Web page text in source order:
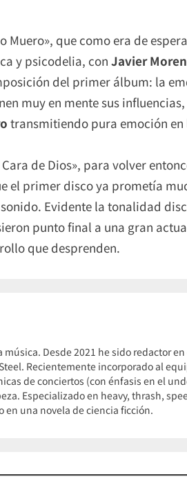
Muero», que como era de
y psicodelia, con Javier
del primer álbum: la
muy en mente sus
transmitiendo pura emoción en
de Dios», para volver
el primer disco ya prometía
Evidente la tonalidad
punto final a una gran
que desprenden.
Desde 2021 he sido redactor
Recientemente incorporado al
de conciertos (con énfasis en el
Especializado en heavy, thrash,
una novela de ciencia ficción.